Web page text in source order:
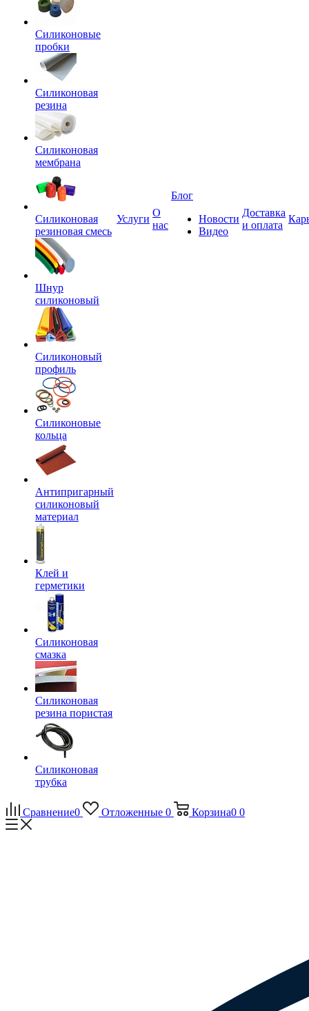
Силиконовые
пробки
Силиконовая
резина
Силиконовая
мембрана
Силиконовая
резиновая смесь
Шнур
силиконовый
Силиконовый
профиль
Силиконовые
кольца
Антипригарный
силиконовый
материал
Клей и
герметики
Силиконовая
смазка
Силиконовая
резина пористая
Силиконовая
трубка
Услуги
О
нас
Блог
Новости
Видео
Доставка
и оплата
Сравнение0 Отложенные 0 Корзина0 0